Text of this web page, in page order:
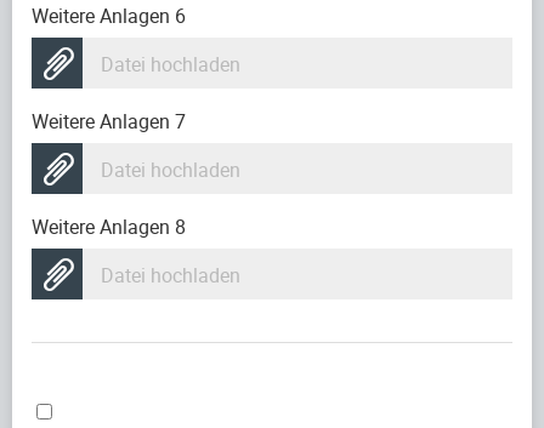
Weitere Anlagen 6
Datei hochladen
Weitere Anlagen 7
Datei hochladen
Weitere Anlagen 8
Datei hochladen